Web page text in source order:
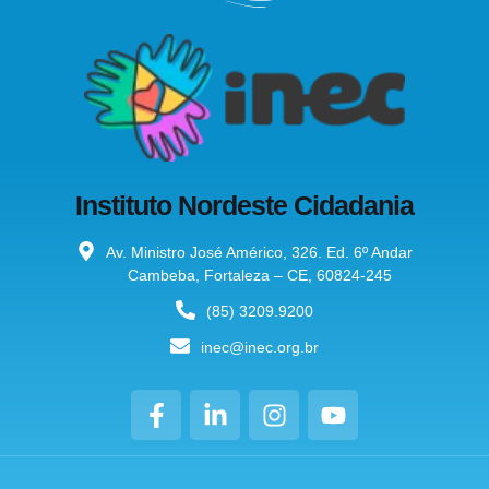
Instituto Nordeste Cidadania
Av. Ministro José Américo, 326. Ed. 6º Andar
Cambeba, Fortaleza – CE, 60824-245
(85) 3209.9200
inec@inec.org.br